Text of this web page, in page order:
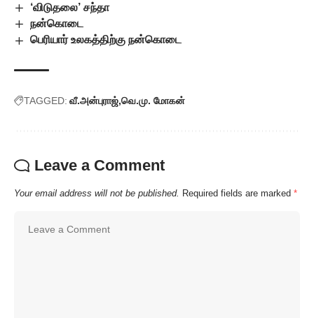
‘விடுதலை’ சந்தா
நன்கொடை
பெரியார் உலகத்திற்கு நன்கொடை
TAGGED: வீ.அன்புராஜ் வெ.மு. மோகன்
Leave a Comment
Your email address will not be published. Required fields are marked *